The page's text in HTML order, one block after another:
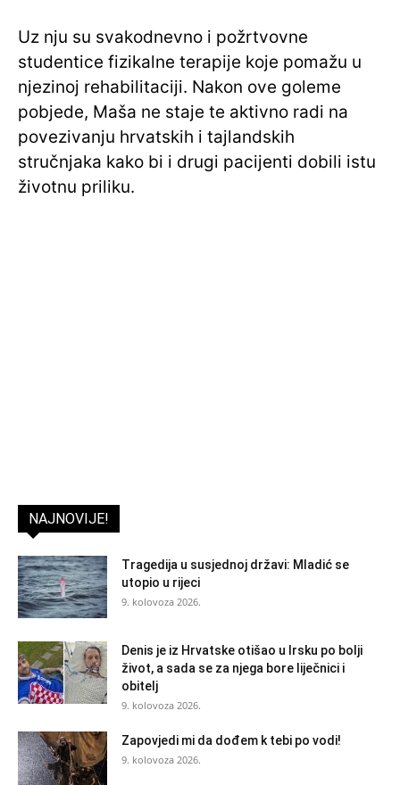
Uz nju su svakodnevno i požrtvovne
studentice fizikalne terapije koje pomažu u
njezinoj rehabilitaciji. Nakon ove goleme
pobjede, Maša ne staje te aktivno radi na
povezivanju hrvatskih i tajlandskih
stručnjaka kako bi i drugi pacijenti dobili istu
životnu priliku.
NAJNOVIJE!
Tragedija u susjednoj državi: Mladić se
utopio u rijeci
9. kolovoza 2026.
Denis je iz Hrvatske otišao u Irsku po bolji
život, a sada se za njega bore liječnici i
obitelj
9. kolovoza 2026.
Zapovjedi mi da dođem k tebi po vodi!
9. kolovoza 2026.